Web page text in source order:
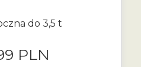
do 3,5 t
PLN